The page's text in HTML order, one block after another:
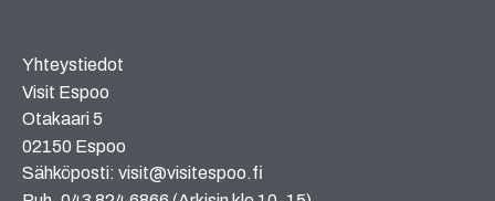
Yhteystiedot
Visit Espoo
Otakaari 5
02150 Espoo
Sähköposti: visit@visitespoo.fi